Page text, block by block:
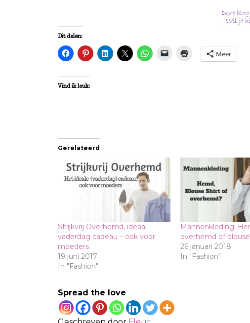
Dit delen:
Meer
Vind ik leuk:
Gerelateerd
Strijkvrij Overhemd, ideaal
vaderdag cadeau – ook voor
moeders
19 juni 2017
In "Fashion"
Mannenkleding;
overhemd of
26 januari 2018
In "Fashion"
Spread the love